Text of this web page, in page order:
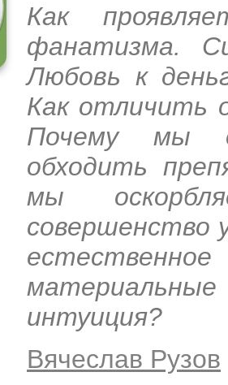
Как
фанатизма.
Любовь к
Как отличить
Почему мы
обходить
мы
совершенство
интуиция?
Вячеслав Рузов